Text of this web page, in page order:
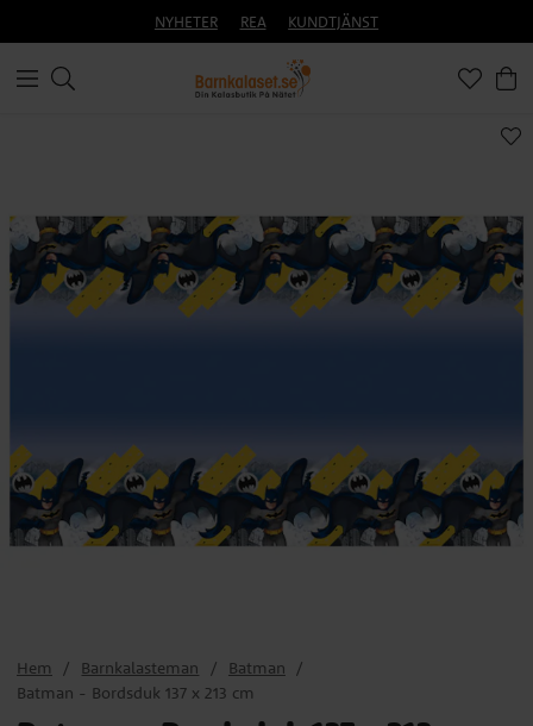
NYHETER REA KUNDTJÄNST
Hem Barnkalasteman
Batman
Batman - Bordsduk 137 x 213 cm